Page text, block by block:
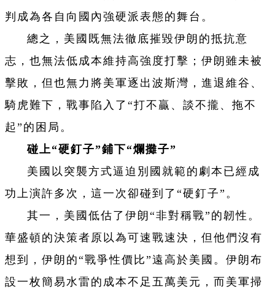
判成為各自向國內強硬派表態的舞台。
總之，美國既無法徹底摧毀伊朗的抵抗意
志，也無法低成本維持高強度打擊；伊朗雖未被
擊敗，但也無力將美軍逐出波斯灣，進退維谷、
騎虎難下，戰事陷入了“打不贏、談不攏、拖不
起”的困局。
碰上“硬釘子”鋪下“爛攤子”
美國以突襲方式逼迫別國就範的劇本已經成
功上演許多次，這一次卻碰到了“硬釘子”。
其一，美國低估了伊朗“非對稱戰”的韌性。
華盛頓的決策者原以為可速戰速決，但他們沒有
想到，伊朗的“戰爭性價比”遠高於美國。伊朗布
設一枚簡易水雷的成本不足五萬美元，而美軍掃